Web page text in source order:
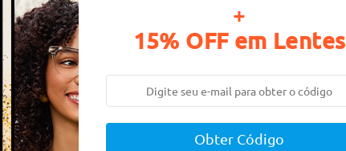
+
15% OFF em Lentes
Obter Código